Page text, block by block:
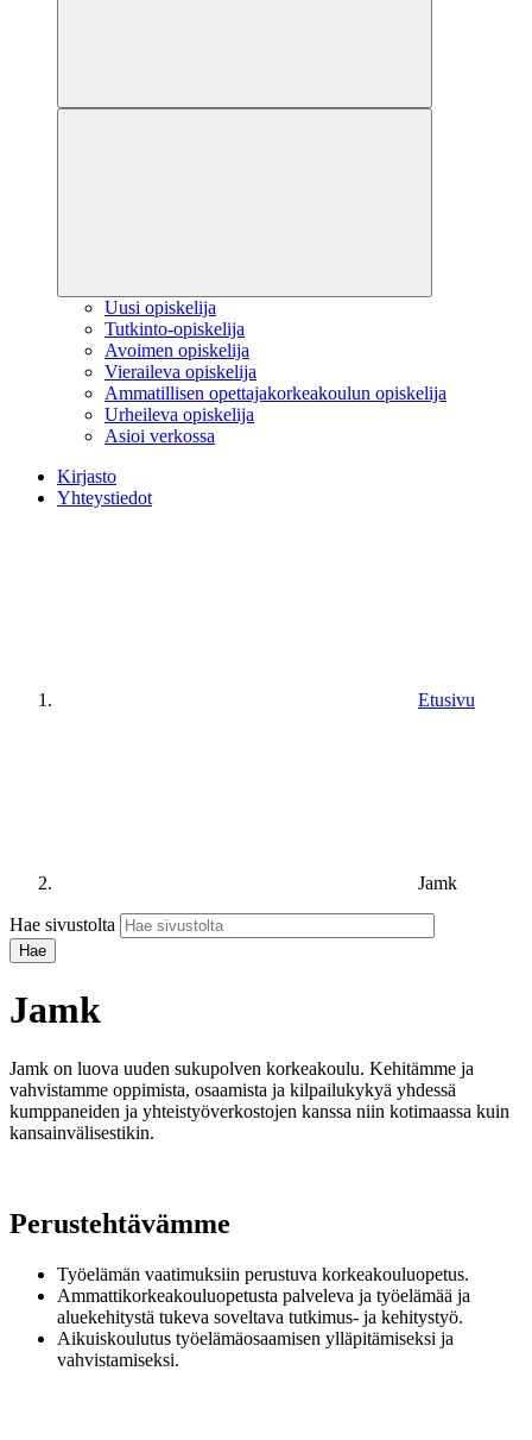
Uusi opiskelija
Tutkinto-opiskelija
Avoimen opiskelija
Vieraileva opiskelija
Ammatillisen opettajakorkeakoulun opiskelija
Urheileva opiskelija
Asioi verkossa
Kirjasto
Yhteystiedot
Etusivu
Jamk
Hae sivustolta
Jamk
Jamk on luova uuden sukupolven korkeakoulu. Kehitämme ja
vahvistamme oppimista, osaamista ja kilpailukykyä yhdessä
kumppaneiden ja yhteistyöverkostojen kanssa niin kotimaassa kuin
kansainvälisestikin.
Perustehtävämme
Työelämän vaatimuksiin perustuva korkeakouluopetus.
Ammattikorkeakouluopetusta palveleva ja työelämää ja
aluekehitystä tukeva soveltava tutkimus- ja kehitystyö.
Aikuiskoulutus työelämäosaamisen ylläpitämiseksi ja
vahvistamiseksi.